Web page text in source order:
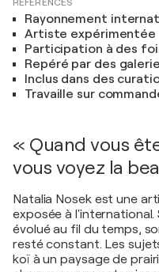
RÉFÉRENCES
Rayonnement
Artiste expérimentée
Participation à des
Repéré par des
Inclus dans des
Travaille sur
« Quand vous
vous voyez la
Natalia Nosek est une
exposée à
évolué au fil du temps,
resté constant. Les
koï à un paysage de